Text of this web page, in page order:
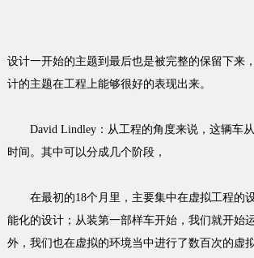
设计一开始的主题到最后也是被完整的保留下来
计的主题在工程上能够很好的表现出来。
David Lindley：从工程的角度来说，这辆车
时间。其中可以分成几个阶段，
在最初的18个月里，主要集中在虚拟工程的
能化的设计；从装第一部样车开始，我们就开始
外，我们也在虚拟的环境当中进行了数百次的虚